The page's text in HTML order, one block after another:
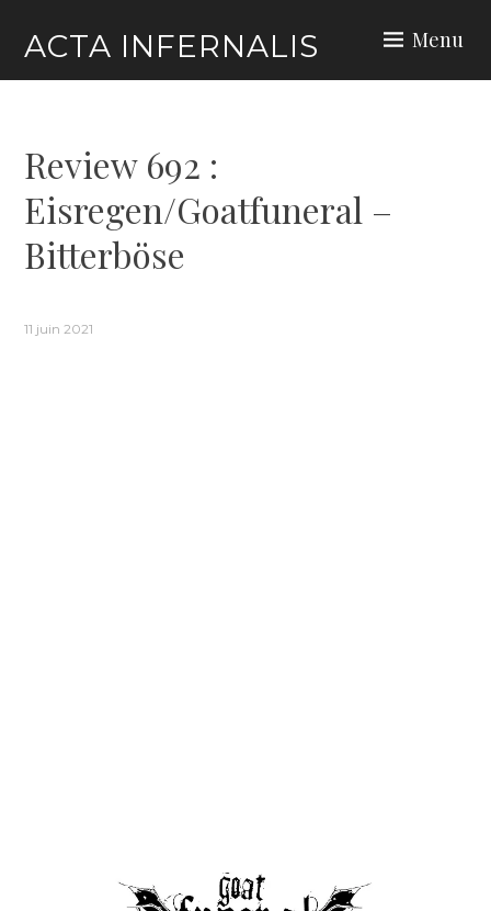
content
ACTA INFERNALIS Menu
Review 692 :
Eisregen/Goatfuneral –
Bitterböse
11 juin 2021